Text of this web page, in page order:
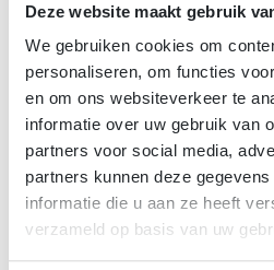
Deze website maakt gebruik
We gebruiken cookies om
personaliseren, om functies
en om ons websiteverkeer te
informatie over uw gebruik van
partners voor social media,
partners kunnen deze
informatie die u aan ze heeft
verzameld op basis van uw
Levering:
Prijs
9,